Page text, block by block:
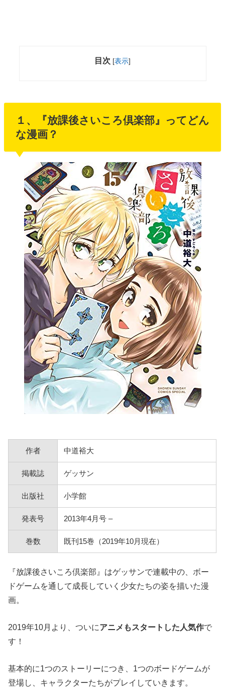
目次 [表示]
１、『放課後さいころ倶楽部』ってどん
な漫画？
作者 中道裕大
掲載誌 ゲッサン
出版社 小学館
発表号 2013年4月号 –
巻数 既刊15巻（2019年10月現在）
『放課後さいころ倶楽部』はゲッサンで連載中の、ボー
ドゲームを通して成長していく少女たちの姿を描いた漫
画。
2019年10月より、ついにアニメもスタートした人気作で
す！
基本的に1つのストーリーにつき、1つのボードゲームが
登場し、キャラクターたちがプレイしていきます。